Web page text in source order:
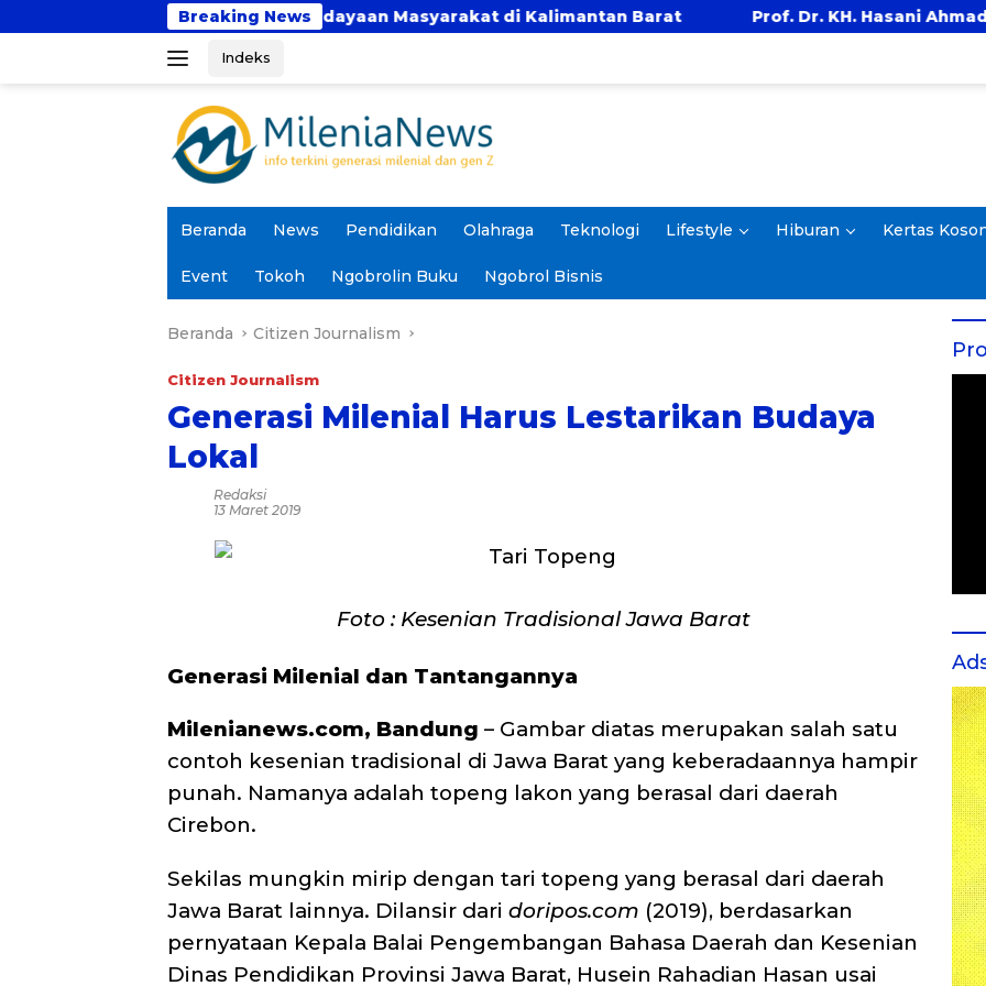
ke
Breaking News
Pemberdayaan Masyarakat di Kalimantan Barat Prof. Dr. KH. Hasani Ahmad Said Pimpin Doa
Indeks
Beranda News Pendidikan Olahraga Teknologi Lifestyle Hiburan Kertas
Event Tokoh Ngobrolin Buku Ngobrol Bisnis
Beranda Citizen Journalism
Citizen Journalism
Generasi Milenial Harus Lestarikan Budaya
Lokal
Redaksi
13 Maret 2019
Foto : Kesenian Tradisional Jawa Barat
Generasi Milenial dan Tantangannya
Milenianews.com, Bandung – Gambar diatas merupakan salah satu
contoh kesenian tradisional di Jawa Barat yang keberadaannya hampir
punah. Namanya adalah topeng lakon yang berasal dari daerah
Cirebon.
Sekilas mungkin mirip dengan tari topeng yang berasal dari daerah
Jawa Barat lainnya. Dilansir dari doripos.com (2019), berdasarkan
pernyataan Kepala Balai Pengembangan Bahasa Daerah dan Kesenian
Dinas Pendidikan Provinsi Jawa Barat, Husein Rahadian Hasan usai